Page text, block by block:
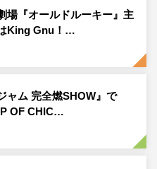
遊びに来たくなるはず、そ
見てみてね」とコメント。
ヴィンチ）からKing Gnuへ
Vous」をミュージック
ど5年目となる、2022年4
Gnu Live at TOKYO
場『オールドルーキー』主
King Gnu！…
ャム 完全燃SHOW』で
OF CHIC…